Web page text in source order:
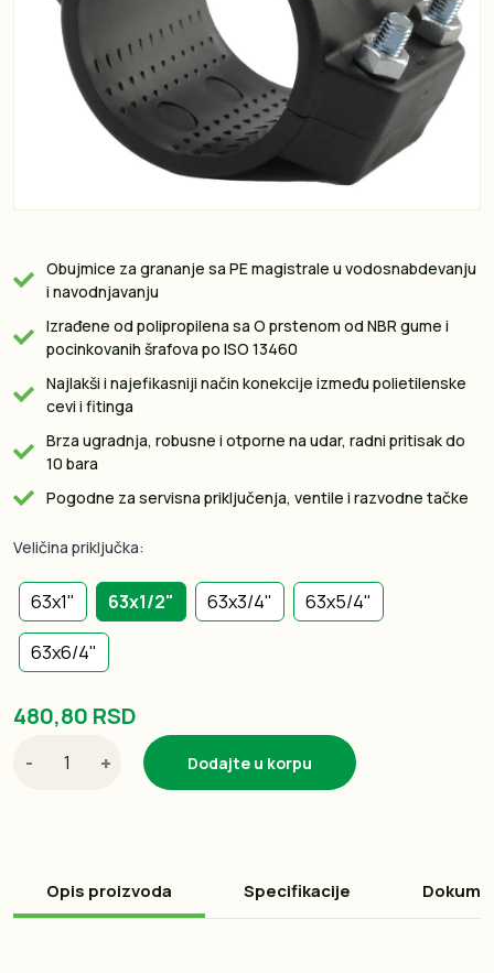
Obujmice za grananje sa PE magistrale u vodosnabdevanju
i navodnjavanju
Izrađene od polipropilena sa O prstenom od NBR gume i
pocinkovanih šrafova po ISO 13460
Najlakši i najefikasniji način konekcije između polietilenske
cevi i fitinga
Brza ugradnja, robusne i otporne na udar, radni pritisak do
10 bara
Pogodne za servisna priključenja, ventile i razvodne tačke
Veličina priključka:
63x1" 63x1/2" 63x3/4" 63x5/4"
63x6/4"
480,80 RSD
- + Dodajte u korpu
Opis proizvoda Specifikacije